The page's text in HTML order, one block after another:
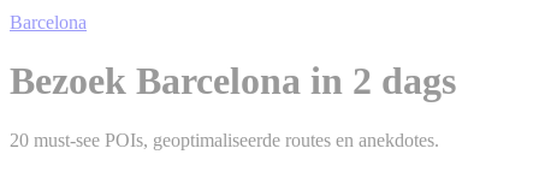
Barcelona
Bezoek Barcelona in 2 dags
20 must-see POIs, geoptimaliseerde routes en anekdotes.